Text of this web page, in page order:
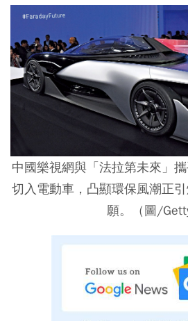
中國樂視網與「法拉第未來」
切入電動車，凸顯環保風潮正
願。（圖/